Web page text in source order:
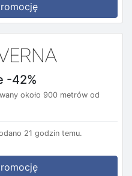
-42%
około 900 metrów od
21 godzin temu.